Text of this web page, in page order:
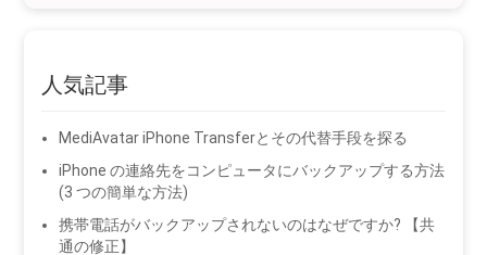
人気記事
MediAvatar iPhone Transferとその代替手段を探る
iPhone の連絡先をコンピュータにバックアップする方法
(3 つの簡単な方法)
携帯電話がバックアップされないのはなぜですか? 【共
通の修正】